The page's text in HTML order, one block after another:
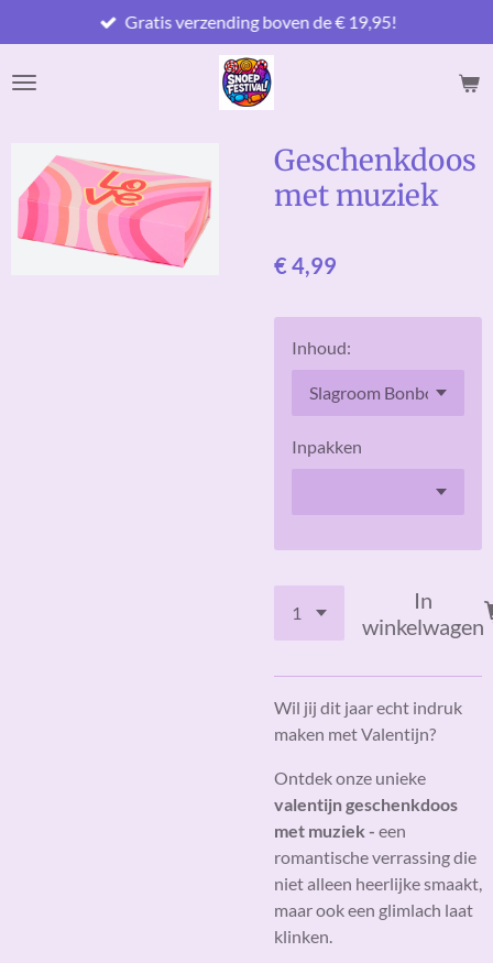
direct
naar
Gratis verzending boven de € 19,95!
Geschenkdoos
met muziek
€ 4,99
Inhoud:
Inpakken
In
winkelwagen
Wil jij dit jaar echt indruk
maken met Valentijn?
Ontdek onze unieke
valentijn geschenkdoos
met muziek - een
romantische verrassing die
niet alleen heerlijke smaakt,
maar ook een glimlach laat
klinken.